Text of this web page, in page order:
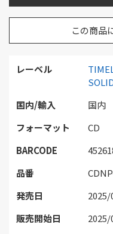
レーベル
国内/輸入
国内
フォーマット
CD
BARCODE
品番
発売日
販売開始日
2025/
この商品